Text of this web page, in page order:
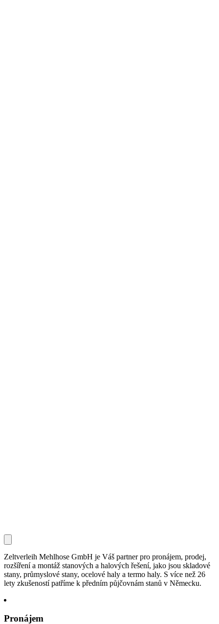
Zeltverleih Mehlhose GmbH je Váš partner pro pronájem, prodej,
rozšíření a montáž stanových a halových řešení, jako jsou skladové
stany, průmyslové stany, ocelové haly a termo haly. S více než 26
lety zkušeností patříme k předním půjčovnám stanů v Německu.
Pronájem